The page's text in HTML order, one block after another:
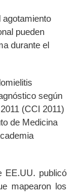
agotamiento
pueden
durante el
según
(CCI 2011)
de Medicina
EE.UU. publicó
mapearon los